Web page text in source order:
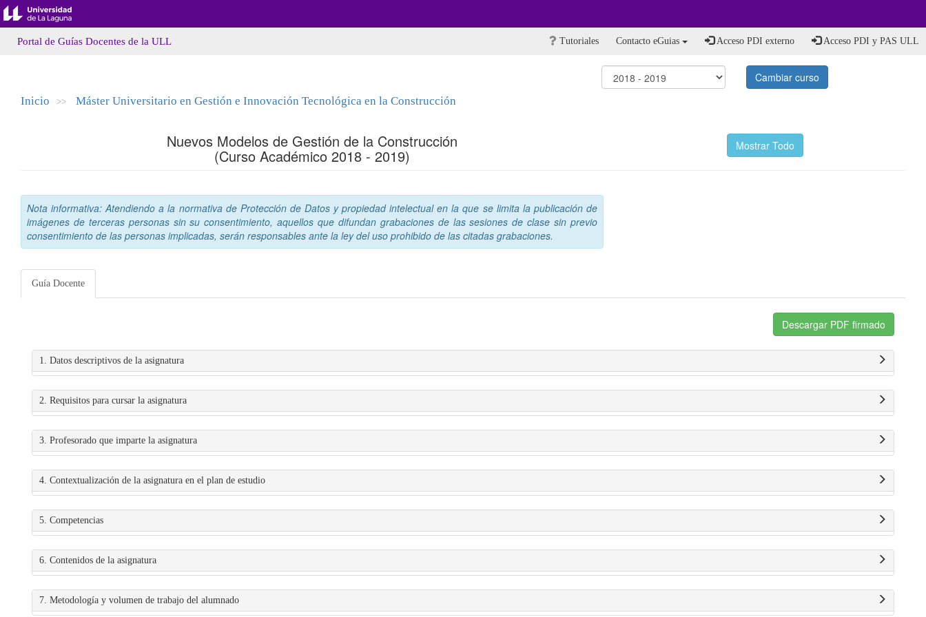
Portal de Guías Docentes de la ULL Tutoriales Contacto eGuias Acceso PDI externo Acceso PDI y PAS ULL
Cambiar curso
Inicio >> Máster Universitario en Gestión e Innovación Tecnológica en la Construcción
Nuevos Modelos de Gestión de la Construcción
(Curso Académico 2018 - 2019)
Mostrar Todo
Nota informativa: Atendiendo a la normativa de Protección de Datos y propiedad intelectual en la que se limita la publicación de
imágenes de terceras personas sin su consentimiento, aquellos que difundan grabaciones de las sesiones de clase sin previo
consentimiento de las personas implicadas, serán responsables ante la ley del uso prohibido de las citadas grabaciones.
Guía Docente
Descargar PDF firmado
1. Datos descriptivos de la asignatura
2. Requisitos para cursar la asignatura
3. Profesorado que imparte la asignatura
4. Contextualización de la asignatura en el plan de estudio
5. Competencias
6. Contenidos de la asignatura
7. Metodología y volumen de trabajo del alumnado